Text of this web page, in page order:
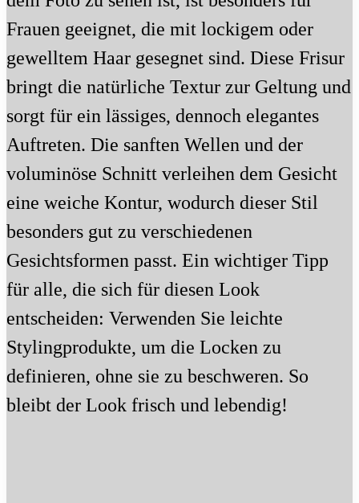
Frauen geeignet, die mit lockigem oder
gewelltem Haar gesegnet sind. Diese Frisur
bringt die natürliche Textur zur Geltung und
sorgt für ein lässiges, dennoch elegantes
Auftreten. Die sanften Wellen und der
voluminöse Schnitt verleihen dem Gesicht
eine weiche Kontur, wodurch dieser Stil
besonders gut zu verschiedenen
Gesichtsformen passt. Ein wichtiger Tipp
für alle, die sich für diesen Look
entscheiden: Verwenden Sie leichte
Stylingprodukte, um die Locken zu
definieren, ohne sie zu beschweren. So
bleibt der Look frisch und lebendig!